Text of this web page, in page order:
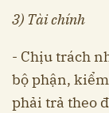
3) Tài chính
- Chịu trách
bộ phận,
phải trả theo